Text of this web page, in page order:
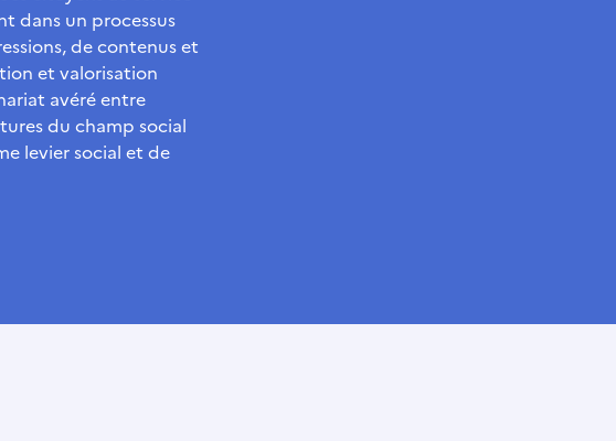
dans un processus
de contenus et
et valorisation
avéré entre
du champ social
levier social et de